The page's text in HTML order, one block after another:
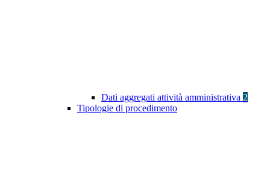
Dati aggregati attività amministrativa 2
Tipologie di procedimento